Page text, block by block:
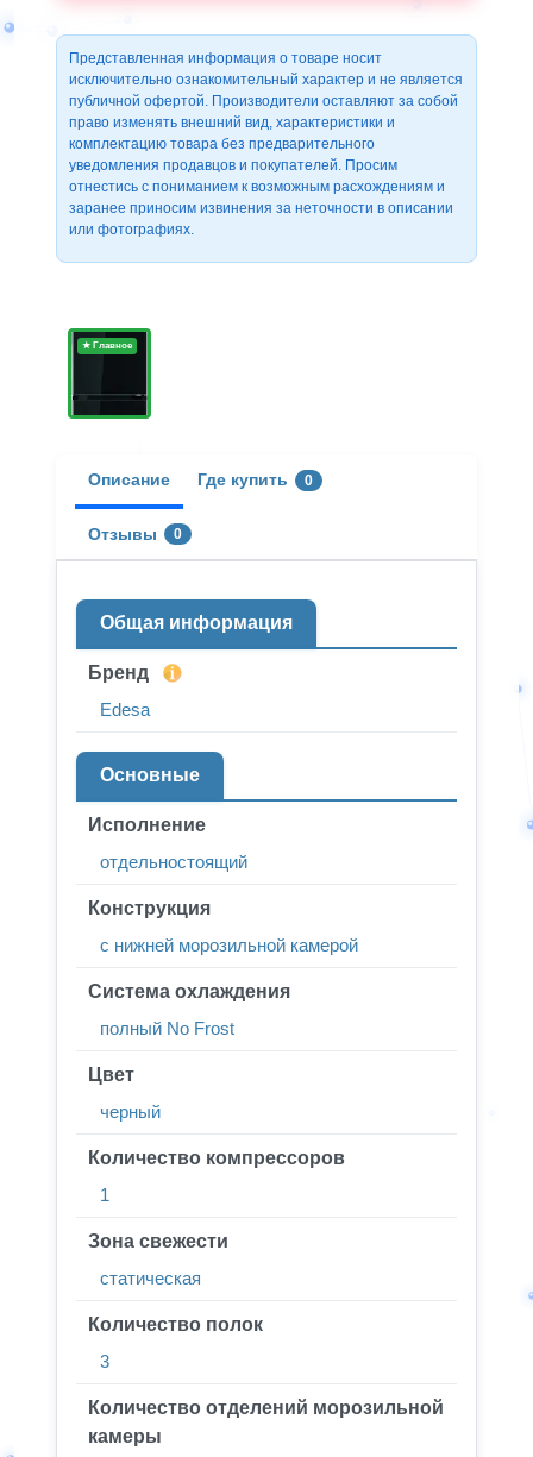
Представленная информация о товаре носит
исключительно ознакомительный характер и не является
публичной офертой. Производители оставляют за собой
право изменять внешний вид, характеристики и
комплектацию товара без предварительного
уведомления продавцов и покупателей. Просим
отнестись с пониманием к возможным расхождениям и
заранее приносим извинения за неточности в описании
или фотографиях.
★ Главное
Описание Где купить 0
Отзывы 0
Общая информация
Бренд
Edesa
Основные
Исполнение
отдельностоящий
Конструкция
с нижней морозильной камерой
Система охлаждения
полный No Frost
Цвет
черный
Количество компрессоров
1
Зона свежести
статическая
Количество полок
3
Количество отделений морозильной
камеры